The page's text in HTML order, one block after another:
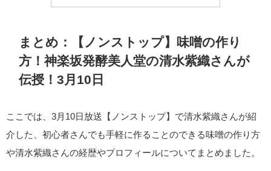
まとめ：【ノンストップ】味噌の作り
方！神楽坂発酵美人堂の清水紫織さんが
伝授！3月10日
ここでは、3月10日放送【ノンストップ】で清水紫織さんが紹
介した、初心者さんでも手軽に作ることのできる味噌の作り方
や清水紫織さんの経歴やプロフィールについてまとめました。